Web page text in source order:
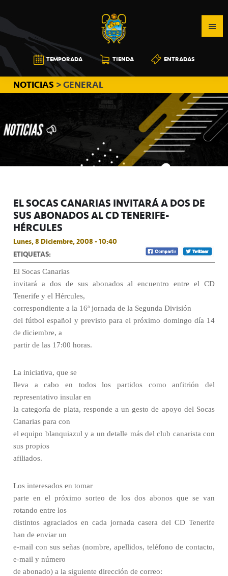
a
la
navegación
principal
al
contenido
principal
a
la
barra
lateral
principal
CB
CANARIAS
TEMPORADA TIENDA ENTRADAS
NOTICIAS > GENERAL
EL SOCAS CANARIAS INVITARÁ A DOS DE
SUS ABONADOS AL CD TENERIFE-
HÉRCULES
Lunes, 8 Diciembre, 2008 - 10:40
ETIQUETAS:
El Socas Canarias
invitará a dos de sus abonados al encuentro entre el CD
Tenerife y el Hércules,
correspondiente a la 16ª jornada de la Segunda División
del fútbol español y previsto para el próximo domingo día 14
de diciembre, a
partir de las 17:00 horas.
La iniciativa, que se
lleva a cabo en todos los partidos como anfitrión del
representativo insular en
la categoría de plata, responde a un gesto de apoyo del Socas
Canarias para con
el equipo blanquiazul y a un detalle más del club canarista con
sus propios
afiliados.
Los interesados en tomar
parte en el próximo sorteo de los dos abonos que se van
rotando entre los
distintos agraciados en cada jornada casera del CD Tenerife
han de enviar un
e-mail con sus señas (nombre, apellidos, teléfono de contacto,
e-mail y número
de abonado) a la siguiente dirección de correo: